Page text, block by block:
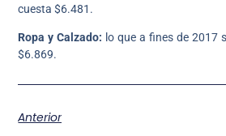
cuesta $6.481.
Ropa y Calzado: lo que a fines de 2017
$6.869.
Anterior